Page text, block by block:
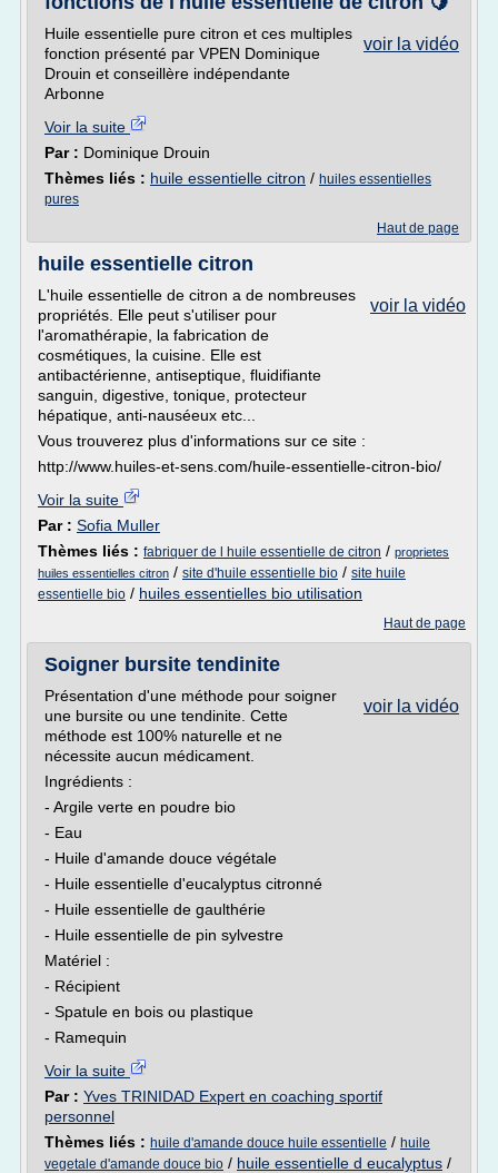
voir la vidéo
Huile essentielle pure citron et ces multiples
fonction présenté par VPEN Dominique
Drouin et conseillère indépendante
Arbonne
Voir la suite
Par : Dominique Drouin
Thèmes liés : huile essentielle citron / huiles essentielles
pures
Haut de page
huile essentielle citron
voir la vidéo
L'huile essentielle de citron a de nombreuses
propriétés. Elle peut s'utiliser pour
l'aromathérapie, la fabrication de
cosmétiques, la cuisine. Elle est
antibactérienne, antiseptique, fluidifiante
sanguin, digestive, tonique, protecteur
hépatique, anti-nauséeux etc...
Vous trouverez plus d'informations sur ce site :
http://www.huiles-et-sens.com/huile-essentielle-citron-bio/
Voir la suite
Par : Sofia Muller
Thèmes liés : fabriquer de l huile essentielle de citron / proprietes
huiles essentielles citron / site d'huile essentielle bio / site huile
essentielle bio / huiles essentielles bio utilisation
Haut de page
Soigner bursite tendinite
voir la vidéo
Présentation d'une méthode pour soigner
une bursite ou une tendinite. Cette
méthode est 100% naturelle et ne
nécessite aucun médicament.
Ingrédients :
- Argile verte en poudre bio
- Eau
- Huile d'amande douce végétale
- Huile essentielle d'eucalyptus citronné
- Huile essentielle de gaulthérie
- Huile essentielle de pin sylvestre
Matériel :
- Récipient
- Spatule en bois ou plastique
- Ramequin
Voir la suite
Par : Yves TRINIDAD Expert en coaching sportif
personnel
Thèmes liés : huile d'amande douce huile essentielle / huile
vegetale d'amande douce bio / huile essentielle d eucalyptus /